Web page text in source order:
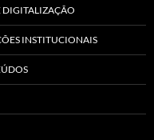
DIGITALIZAÇÃO
INSTITUCIONAIS